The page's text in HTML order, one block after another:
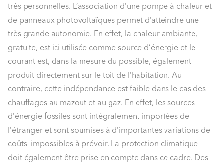
très personnelles. L’association d’une pompe à chaleur et
de panneaux photovoltaïques permet d’atteindre une
très grande autonomie. En effet, la chaleur ambiante,
gratuite, est ici utilisée comme source d’énergie et le
courant est, dans la mesure du possible, également
produit directement sur le toit de l’habitation. Au
contraire, cette indépendance est faible dans le cas des
chauffages au mazout et au gaz. En effet, les sources
d’énergie fossiles sont intégralement importées de
l’étranger et sont soumises à d’importantes variations de
coûts, impossibles à prévoir. La protection climatique
doit également être prise en compte dans ce cadre. Des